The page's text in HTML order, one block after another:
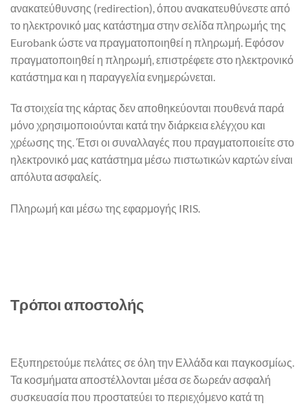
ανακατεύθυνσης (redirection), όπου ανακατευθύνεστε από
το ηλεκτρονικό μας κατάστημα στην σελίδα πληρωμής της
Eurobank ώστε να πραγματοποιηθεί η πληρωμή. Εφόσον
πραγματοποιηθεί η πληρωμή, επιστρέφετε στο ηλεκτρονικό
κατάστημα και η παραγγελία ενημερώνεται.
Τα στοιχεία της κάρτας δεν αποθηκεύονται πουθενά παρά
μόνο χρησιμοποιούνται κατά την διάρκεια ελέγχου και
χρέωσης της. Έτσι οι συναλλαγές που πραγματοποιείτε στο
ηλεκτρονικό μας κατάστημα μέσω πιστωτικών καρτών είναι
απόλυτα ασφαλείς.
Πληρωμή και μέσω της εφαρμογής IRIS.
Τρόποι αποστολής
Εξυπηρετούμε πελάτες σε όλη την Ελλάδα και παγκοσμίως.
Τα κοσμήματα αποστέλλονται μέσα σε δωρεάν ασφαλή
συσκευασία που προστατεύει το περιεχόμενο κατά τη